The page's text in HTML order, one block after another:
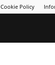
Cookie Policy